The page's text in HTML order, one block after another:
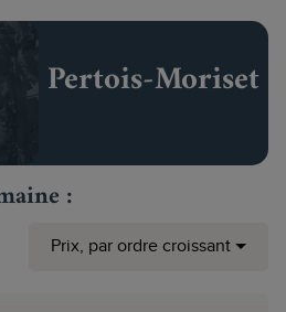
Pertois-Moriset
:
Prix, par ordre croissant